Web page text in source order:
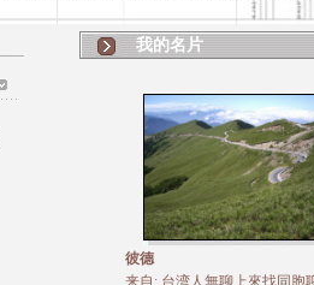
我的名片
彼德
来自: 台湾人無聊上來找同胞